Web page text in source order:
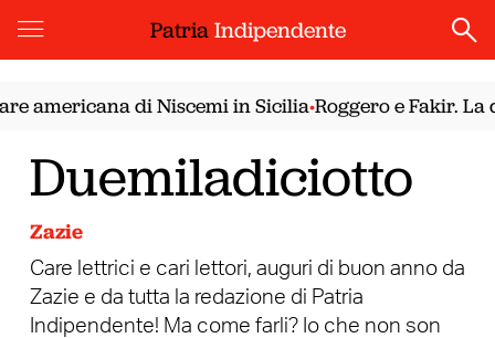
PatriaIndipendente
americana di Niscemi in Sicilia•Roggero e Fakir. La
Duemiladiciotto
Zazie
Care lettrici e cari lettori, auguri di buon anno da
Zazie e da tutta la redazione di Patria
Indipendente! Ma come farli? Io che non son